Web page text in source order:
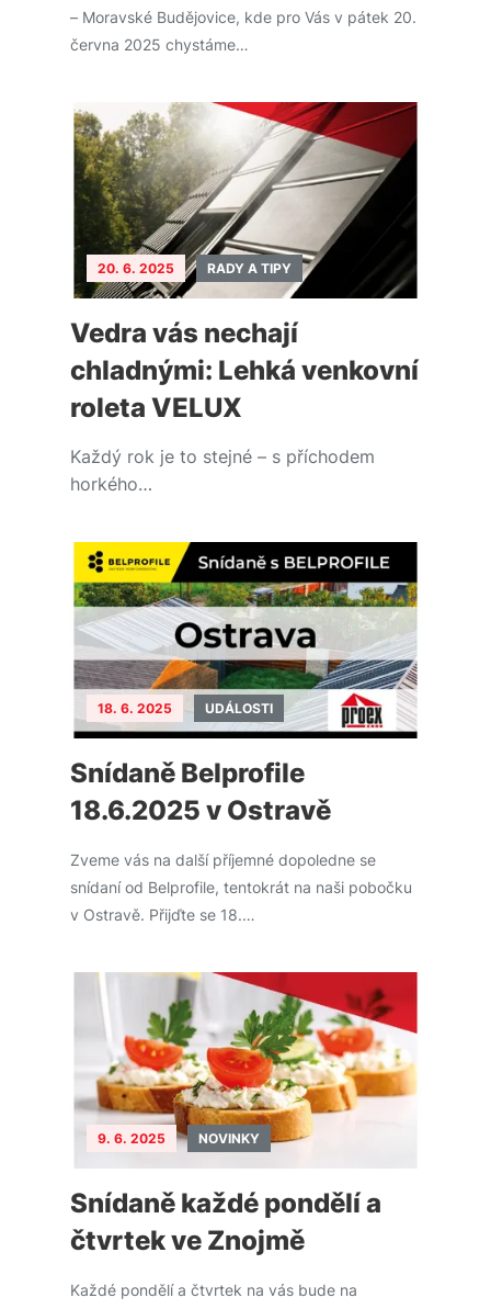
– Moravské Budějovice, kde pro Vás v pátek 20.
června 2025 chystáme…
20. 6. 2025 RADY A TIPY
Vedra vás nechají
chladnými: Lehká venkovní
roleta VELUX
Každý rok je to stejné – s příchodem
horkého…
18. 6. 2025 UDÁLOSTI
Snídaně Belprofile
18.6.2025 v Ostravě
Zveme vás na další příjemné dopoledne se
snídaní od Belprofile, tentokrát na naši pobočku
v Ostravě. Přijďte se 18.…
9. 6. 2025 NOVINKY
Snídaně každé pondělí a
čtvrtek ve Znojmě
Každé pondělí a čtvrtek na vás bude na